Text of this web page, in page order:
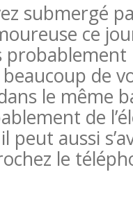
submergé
ce
de
le même
de
peut aussi
le